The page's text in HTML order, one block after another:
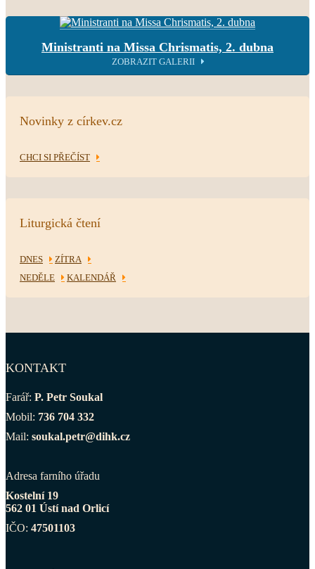
Ministranti na Missa Chrismatis, 2. dubna
ZOBRAZIT GALERII
Novinky z církev.cz
CHCI SI PŘEČÍST
Liturgická čtení
DNES
ZÍTRA
NEDĚLE
KALENDÁŘ
KONTAKT
Farář: P. Petr Soukal
Mobil: 736 704 332
Mail: soukal.petr@dihk.cz
Adresa farního úřadu
Kostelní 19
562 01 Ústí nad Orlicí
IČO: 47501103